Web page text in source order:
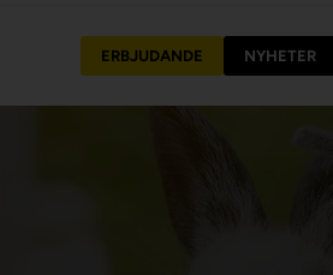
ERBJUDANDE NYHETER